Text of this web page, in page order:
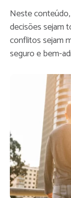
Neste
decisões sejam
conflitos sejam
seguro e bem-